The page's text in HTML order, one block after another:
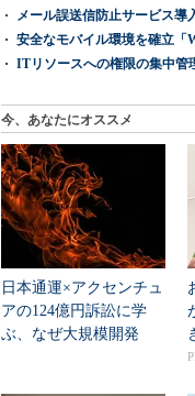
メール誤送信防止サービス導
安全なモバイル環境を確立「
ITリソースへの権限の集中管
今、あなたにオススメ
日本通運×アクセンチュ
アの124億円訴訟に学
ぶ、なぜ大規模開発